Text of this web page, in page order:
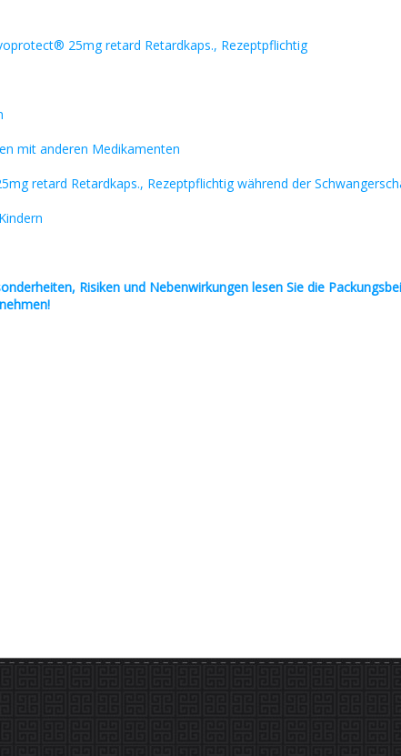
25mg retard Retardkaps., Rezeptpflichtig
mit anderen Medikamenten
retard Retardkaps., Rezeptpflichtig während der
Risiken und Nebenwirkungenlesen Sie die